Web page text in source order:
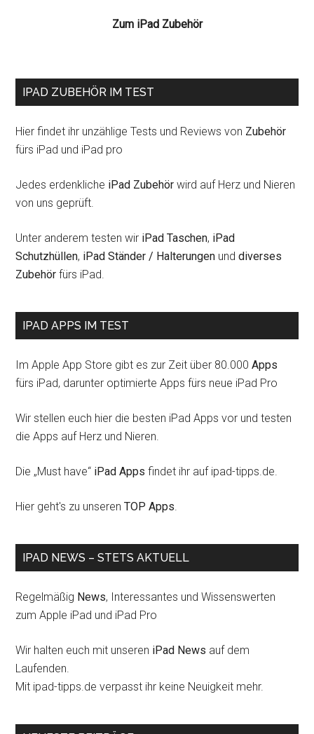
Zum iPad Zubehör
IPAD ZUBEHÖR IM TEST
Hier findet ihr unzählige Tests und Reviews von Zubehör
fürs iPad und iPad pro
Jedes erdenkliche iPad Zubehör wird auf Herz und Nieren
von uns geprüft.
Unter anderem testen wir iPad Taschen, iPad
Schutzhüllen, iPad Ständer / Halterungen unddiverses
Zubehör fürs iPad.
IPAD APPS IM TEST
Im Apple App Store gibt es zur Zeit über 80.000Apps
fürs iPad, darunter optimierte Apps fürs neue iPad Pro
Wir stellen euch hier die besten iPad Apps vor und testen
die Apps auf Herz und Nieren.
Die „Must have“ iPad Apps findet ihr auf ipad-tipps.de.
Hier geht's zu unserenTOP Apps.
IPAD NEWS – STETS AKTUELL
Regelmäßig News, Interessantes und Wissenswerten
zum Apple iPad und iPad Pro
Wir halten euch mit unseren iPad News auf dem
Laufenden.
Mit ipad-tipps.de verpasst ihr keine Neuigkeit mehr.